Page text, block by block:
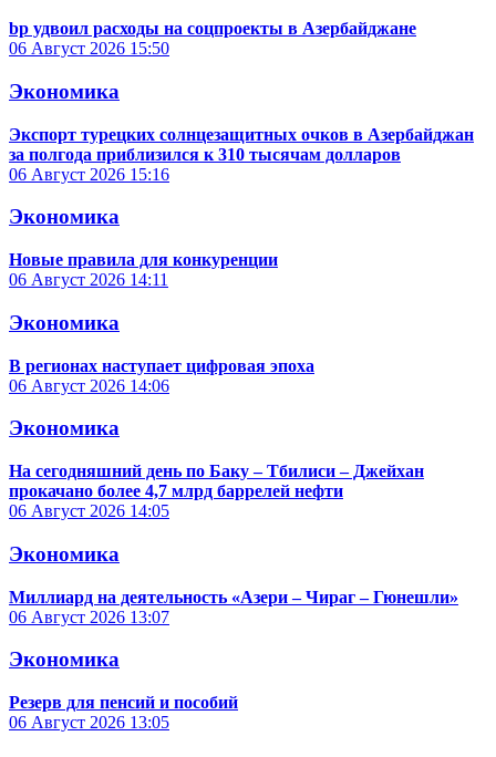
bp удвоил расходы на соцпроекты в Азербайджане
06 Август 2026 15:50
Экономика
Экспорт турецких солнцезащитных очков в Азербайджан
за полгода приблизился к 310 тысячам долларов
06 Август 2026 15:16
Экономика
Новые правила для конкуренции
06 Август 2026 14:11
Экономика
В регионах наступает цифровая эпоха
06 Август 2026 14:06
Экономика
На сегодняшний день по Баку – Тбилиси – Джейхан
прокачано более 4,7 млрд баррелей нефти
06 Август 2026 14:05
Экономика
Миллиард на деятельность «Азери – Чираг – Гюнешли»
06 Август 2026 13:07
Экономика
Резерв для пенсий и пособий
06 Август 2026 13:05